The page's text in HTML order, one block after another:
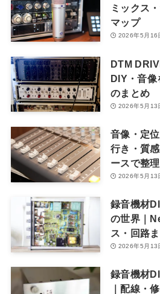
ミックス
マップ
2026年5月16
DTM
DIY・音像
のまとめ
2026年5月13
音像・定
行き・質
ースで整理
2026年5月13
録音機材
の世界｜
ス・回路
2026年5月13
録音機材
｜配線・